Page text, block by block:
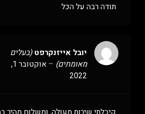
תודה רבה על הכל
יובל אייזנקרפט (בעלים
מאומתים) –
אוקטובר 1,
2022